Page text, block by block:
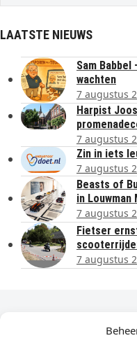
LAATSTE NIEUWS
Sam
wachten
7 augustus
Harpist
7 augustus
Zin in iets
7 augustus
Beasts of
in Louwman
7 augustus
Fietser
7 augustus
Dagelijks het